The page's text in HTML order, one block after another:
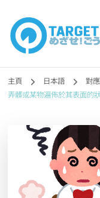
目標!!
N1合格
勉強コンテンツも追加
主頁 日本語 對
弄髒或某物遍佈於其表面的